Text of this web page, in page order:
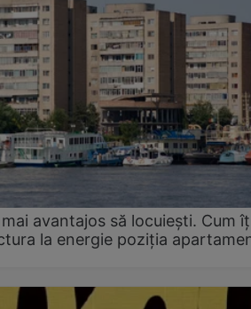
avantajos să locuiești. Cum
la energie poziția